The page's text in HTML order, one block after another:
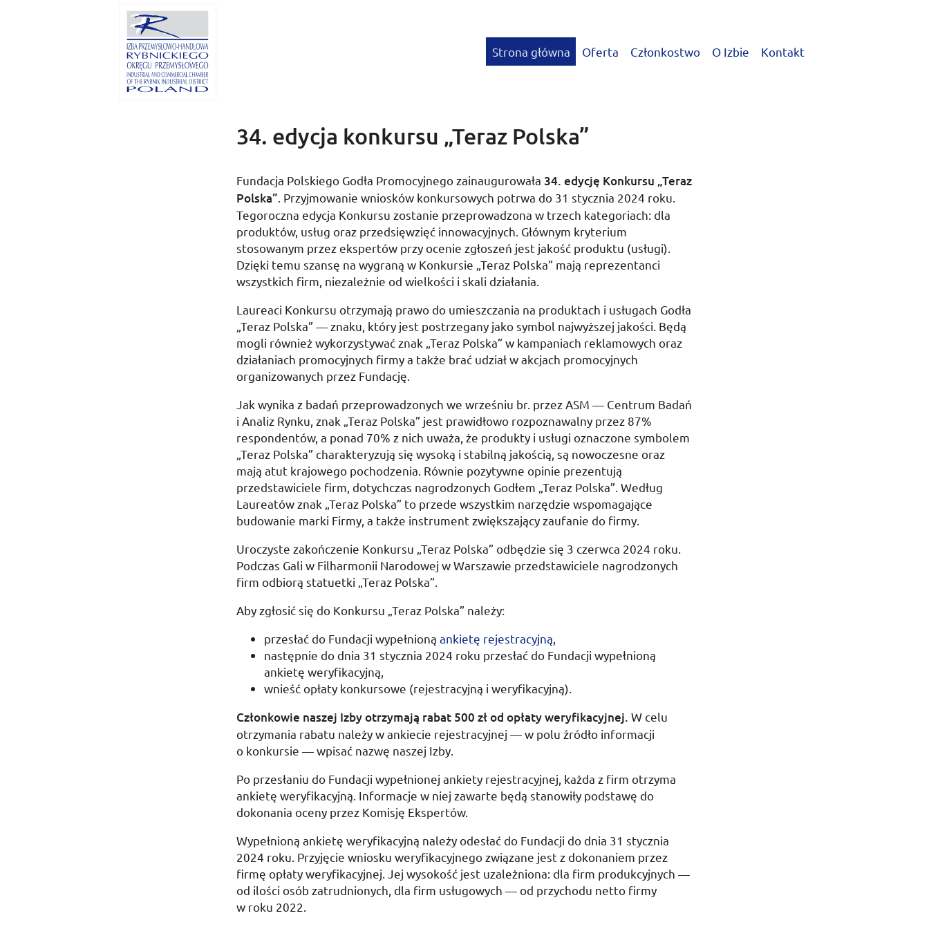
Strona główna Oferta Członkostwo O Izbie Kontakt
34. edycja konkursu „Teraz Polska”
Fundacja Polskiego Godła Promocyjnego zainaugurowała 34. edycję Konkursu „Teraz
Polska” . Przyjmowanie wniosków konkursowych potrwa do 31 stycznia 2024 roku
Tegoroczna edycja Konkursu zostanie przeprowadzona w trzech kategoriach: dla
produktów, usług oraz przedsięwzięć innowacyjnych. Głównym kryterium
stosowanym przez ekspertów przy ocenie zgłoszeń jest jakość produktu (usługi).
Dzięki temu szansę na wygraną w Konkursie „Teraz Polska” mają reprezentanci
wszystkich firm, niezależnie od wielkości i skali działania.
Laureaci Konkursu otrzymają prawo do umieszczania na produktach i usługach Godła
„Teraz Polska” — znaku, który jest postrzegany jako symbol najwyższej jakości. Będą
mogli również wykorzystywać znak „Teraz Polska” w kampaniach reklamowych oraz
działaniach promocyjnych firmy a także brać udział w akcjach promocyjnych
organizowanych przez Fundację.
Jak wynika z badań przeprowadzonych we wrześniu br. przez ASM — Centrum Badań
i Analiz Rynku, znak „Teraz Polska” jest prawidłowo rozpoznawalny przez 87%
respondentów, a ponad 70% z nich uważa, że produkty i usługi oznaczone symbolem
„Teraz Polska” charakteryzują się wysoką i stabilną jakością, są nowoczesne oraz
mają atut krajowego pochodzenia. Równie pozytywne opinie prezentują
przedstawiciele firm, dotychczas nagrodzonych Godłem „Teraz Polska”. Według
Laureatów znak „Teraz Polska” to przede wszystkim narzędzie wspomagające
budowanie marki Firmy, a także instrument zwiększający zaufanie do firmy.
Uroczyste zakończenie Konkursu „Teraz Polska” odbędzie się 3 czerwca 2024 roku
Podczas Gali w Filharmonii Narodowej w Warszawie przedstawiciele nagrodzonych
firm odbiorą statuetki „Teraz Polska”.
Aby zgłosić się do Konkursu „Teraz Polska” należy:
przesłać do Fundacji wypełnioną ankietę rejestracyjną
następnie do dnia 31 stycznia 2024 roku przesłać do Fundacji wypełnioną
ankietę weryfikacyjną,
wnieść opłaty konkursowe (rejestracyjną i weryfikacyjną).
Członkowie naszej Izby otrzymają rabat 500 zł od opłaty weryfikacyjnej. W celu
otrzymania rabatu należy w ankiecie rejestracyjnej — w polu źródło informacji
o konkursie — wpisać nazwę naszej Izby.
Po przesłaniu do Fundacji wypełnionej ankiety rejestracyjnej, każda z firm otrzyma
ankietę weryfikacyjną. Informacje w niej zawarte będą stanowiły podstawę do
dokonania oceny przez Komisję Ekspertów.
Wypełnioną ankietę weryfikacyjną należy odesłać do Fundacji do dnia 31 stycznia
2024 roku . Przyjęcie wniosku weryfikacyjnego związane jest z dokonaniem przez
firmę opłaty weryfikacyjnej. Jej wysokość jest uzależniona: dla firm produkcyjnych —
od ilości osób zatrudnionych, dla firm usługowych — od przychodu netto firmy
w roku 2022.